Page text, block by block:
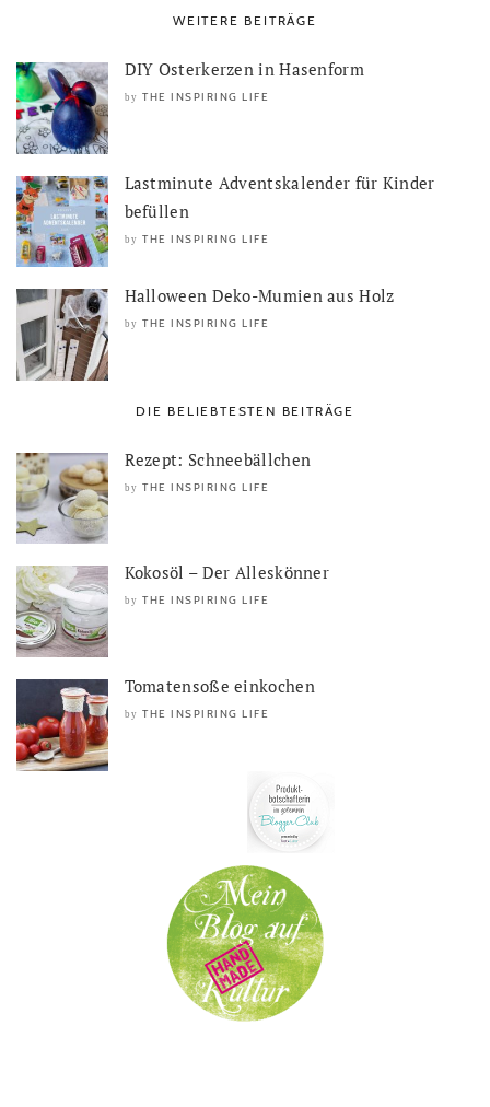
WEITERE BEITRÄGE
DIY Osterkerzen in Hasenform
by THE INSPIRING LIFE
Lastminute Adventskalender für Kinder
befüllen
by THE INSPIRING LIFE
Halloween Deko-Mumien aus Holz
by THE INSPIRING LIFE
DIE BELIEBTESTEN BEITRÄGE
Rezept: Schneebällchen
by THE INSPIRING LIFE
Kokosöl – Der Alleskönner
by THE INSPIRING LIFE
Tomatensoße einkochen
by THE INSPIRING LIFE